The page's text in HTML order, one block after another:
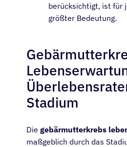
berücksichtigt, ist für
größter Bedeutung.
Stadium
Die gebärmutterkrebs
maßgeblich durch das